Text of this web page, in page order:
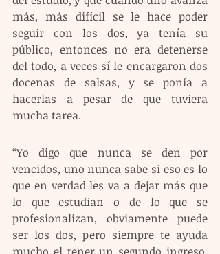
más, más difícil se le hace poder
seguir con los dos, ya tenía su
público, entonces no era detenerse
del todo, a veces sí le encargaron dos
docenas de salsas, y se ponía a
hacerlas a pesar de que tuviera
mucha tarea.
“Yo digo que nunca se den por
vencidos, uno nunca sabe si eso es lo
que en verdad les va a dejar más que
lo que estudian o de lo que se
profesionalizan, obviamente puede
ser los dos, pero siempre te ayuda